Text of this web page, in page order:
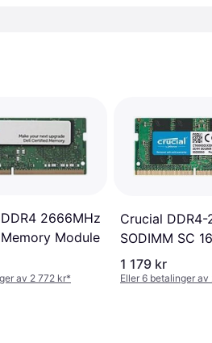
2666MHz
Module
av 2 772 kr*
Crucial DDR4-
SODIMM SC
2666MHz RAM
1 179 kr
Eller 6 betalinger av